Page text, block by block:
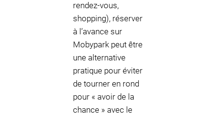
rendez-vous,
shopping), réserver
à l’avance sur
Mobypark peut être
une alternative
pratique pour éviter
de tourner en rond
pour « avoir de la
chance » avec le